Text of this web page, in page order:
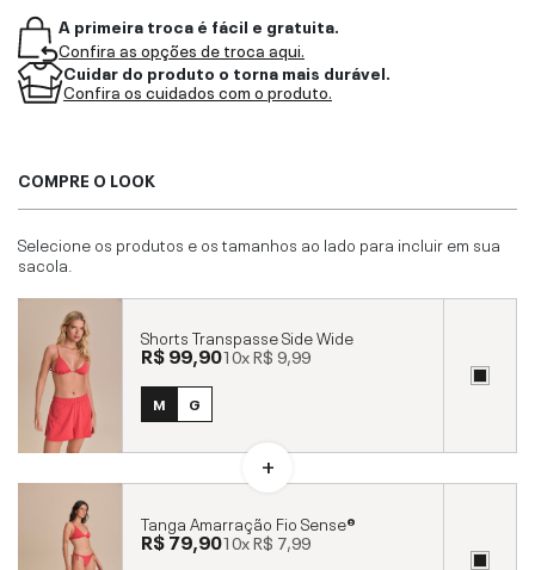
A primeira troca é fácil e gratuita.
Confira as opções de troca aqui.
Cuidar do produto o torna mais durável.
Confira os cuidados com o produto.
COMPRE O LOOK
Selecione os produtos e os tamanhos ao lado para incluir em sua
sacola.
Shorts Transpasse Side Wide
R$ 99,9010xR$ 9,99
M G
Tanga Amarração Fio Sense®
R$ 79,9010xR$ 7,99